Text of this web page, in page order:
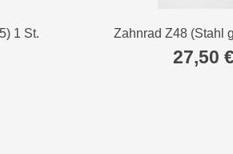
1 St. Zahnrad Z48 (Stahl
27,50